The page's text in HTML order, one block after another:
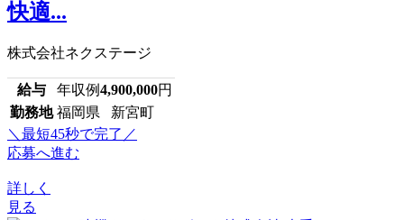
快適...
株式会社ネクステージ
給与 年収例4,900,000円
勤務地 福岡県 新宮町
＼最短45秒で完了／
応募へ進む
詳しく
見る